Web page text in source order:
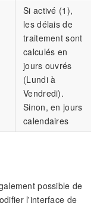
Si activé (1),
les délais de
traitement sont
calculés en
jours ouvrés
(Lundi à
Vendredi).
Sinon, en jours
calendaires
possible de
l'interface de